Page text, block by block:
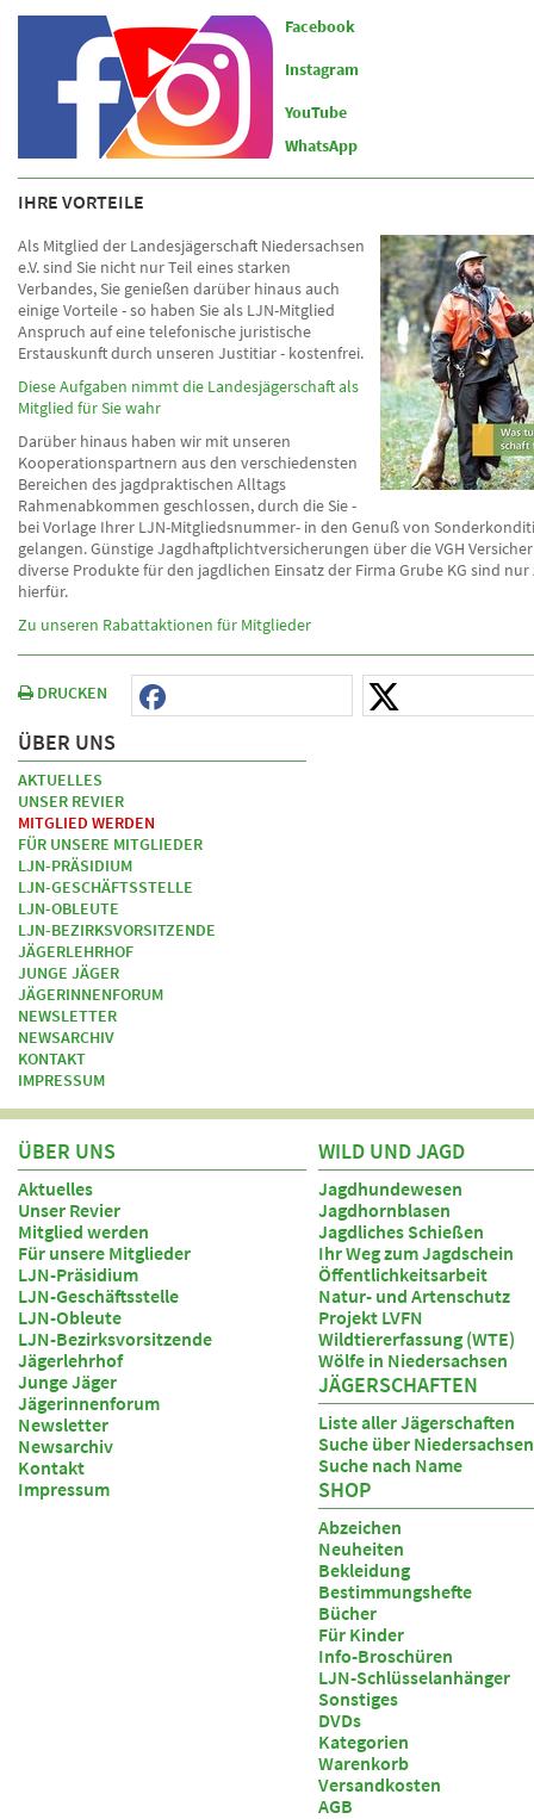
Facebook
Instagram
YouTube
WhatsApp
IHRE VORTEILE
Als Mitglied der Landesjägerschaft Niedersachsen
e.V. sind Sie nicht nur Teil eines starken
Verbandes, Sie genießen darüber hinaus auch
einige Vorteile - so haben Sie als LJN-Mitglied
Anspruch auf eine telefonische juristische
Erstauskunft durch unseren Justitiar - kostenfrei.
Diese Aufgaben nimmt die Landesjägerschaft als
Mitglied für Sie wahr
Darüber hinaus haben wir mit unseren
Kooperationspartnern aus den verschiedensten
Bereichen des jagdpraktischen Alltags
Rahmenabkommen geschlossen, durch die Sie -
bei Vorlage Ihrer LJN-Mitgliedsnummer- in den Genuß von
gelangen. Günstige Jagdhaftplichtversicherungen über die VGH
diverse Produkte für den jagdlichen Einsatz der Firma Grube KG sind nur
hierfür.
Zu unseren Rabattaktionen für Mitglieder
DRUCKEN
ÜBER UNS
AKTUELLES
UNSER REVIER
MITGLIED WERDEN
FÜR UNSERE MITGLIEDER
LJN-PRÄSIDIUM
LJN-GESCHÄFTSSTELLE
LJN-OBLEUTE
LJN-BEZIRKSVORSITZENDE
JÄGERLEHRHOF
JUNGE JÄGER
JÄGERINNENFORUM
NEWSLETTER
NEWSARCHIV
KONTAKT
IMPRESSUM
ÜBER UNS
Aktuelles
Unser Revier
Mitglied werden
Für unsere Mitglieder
LJN-Präsidium
LJN-Geschäftsstelle
LJN-Obleute
LJN-Bezirksvorsitzende
Jägerlehrhof
Junge Jäger
Jägerinnenforum
Newsletter
Newsarchiv
Kontakt
Impressum
WILD UND JAGD
Jagdhundewesen
Jagdhornblasen
Jagdliches Schießen
Ihr Weg zum Jagdschein
Öffentlichkeitsarbeit
Natur- und Artenschutz
Projekt LVFN
Wildtiererfassung (WTE)
Wölfe in Niedersachsen
JÄGERSCHAFTEN
Liste aller Jägerschaften
Suche über
Suche nach Name
SHOP
Abzeichen
Neuheiten
Bekleidung
Bestimmungshefte
Bücher
Für Kinder
Info-Broschüren
LJN-Schlüsselanhänger
Sonstiges
DVDs
Kategorien
Warenkorb
Versandkosten
AGB